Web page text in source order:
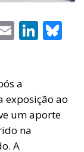
E
m
Li
n
n
a
exposição ao
um aporte
na
A